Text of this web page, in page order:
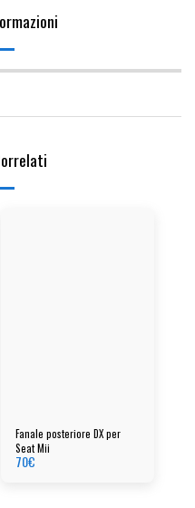
Fanale posteriore DX per
Seat Mii
70€